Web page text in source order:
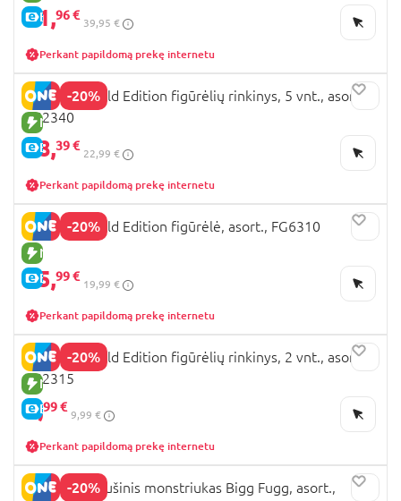
E-KAINA
31,96 €
39,95 €
Perkant papildomą prekę internetu
-20%
NAUJA PREKĖ
E-KAINA
FUGGLER Gold Edition figūrėlių rinkinys, 5 vnt., asort.,
FG2340
18,39 €
22,99 €
Perkant papildomą prekę internetu
-20%
NAUJA PREKĖ
E-KAINA
FUGGLER Gold Edition figūrėlė, asort., FG6310
15,99 €
19,99 €
Perkant papildomą prekę internetu
-20%
NAUJA PREKĖ
E-KAINA
FUGGLER Gold Edition figūrėlių rinkinys, 2 vnt., asort.,
FG2315
7,99 €
9,99 €
Perkant papildomą prekę internetu
-20%
FUGGLER pliušinis monstriukas Bigg Fugg, asort.,